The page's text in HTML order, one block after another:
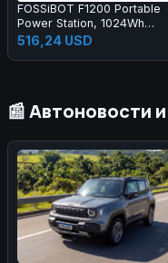
FOSSiBOT F1200 Portable
Power Station, 1024Wh
LiFePO4 Solar Generator
2x AC 1200W, 2x USB-A, 1x
516,24 USD
📰 Автоновости